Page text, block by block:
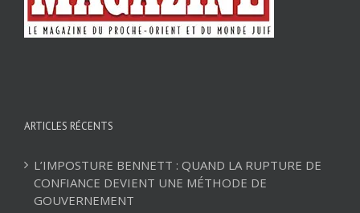
ARTICLES RÉCENTS
L’IMPOSTURE BENNETT : QUAND LA RUPTURE DE
CONFIANCE DEVIENT UNE MÉTHODE DE
GOUVERNEMENT